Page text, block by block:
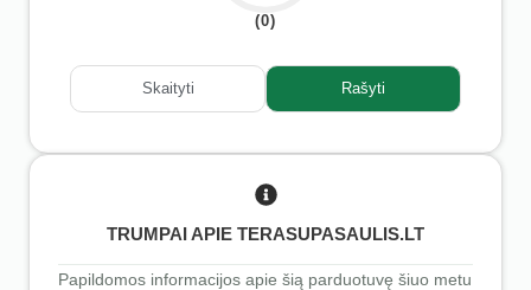
(0)
Skaityti Rašyti
TRUMPAI APIE TERASUPASAULIS.LT
Papildomos informacijos apie šią parduotuvę šiuo metu